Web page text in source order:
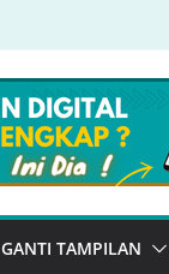
GANTI TAMPILAN